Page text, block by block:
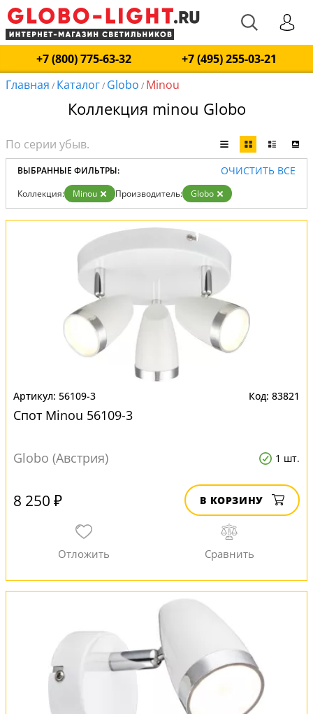
+7 (800) 775-63-32
+7 (495) 255-03-21
Главная / Каталог/ Globo / Minou
Коллекция minou Globo
ВЫБРАННЫЕ ФИЛЬТРЫ: ОЧИСТИТЬ ВСЕ
Коллекция: Minou Производитель: Globo
56109-3 83821
Спот Minou 56109-3
Globo (Австрия) 1 шт.
8 250 ₽ В КОРЗИНУ